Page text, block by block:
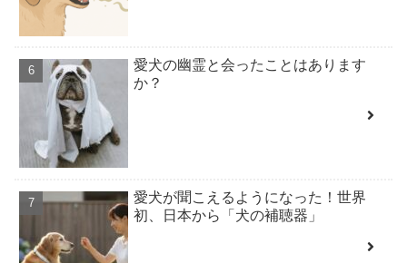
愛犬の幽霊と会ったことはあります
か？
愛犬が聞こえるようになった！世界
初、日本から「犬の補聴器」